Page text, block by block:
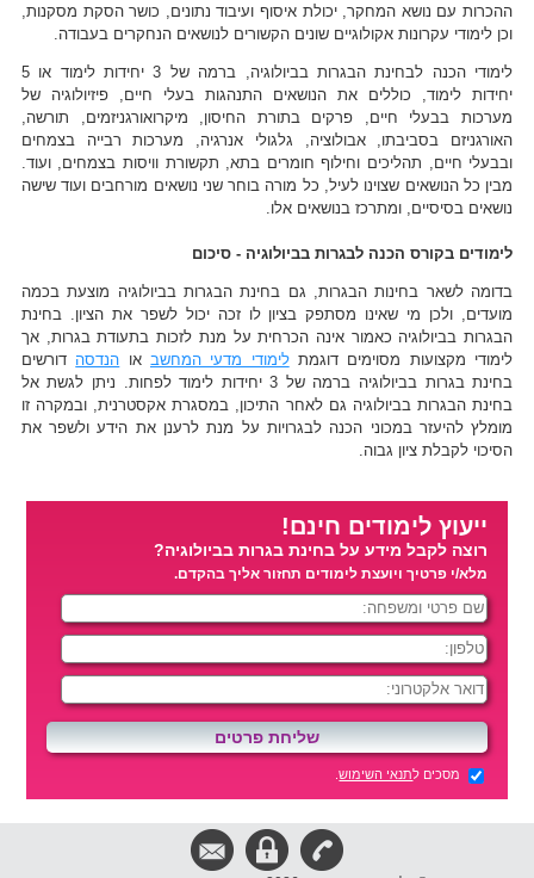
ההכרות עם נושא המחקר, יכולת איסוף ועיבוד נתונים, כושר הסקת מסקנות,
וכן לימודי עקרונות אקולוגיים שונים הקשורים לנושאים הנחקרים בעבודה.
לימודי הכנה לבחינת הבגרות בביולוגיה, ברמה של 3 יחידות לימוד או 5
יחידות לימוד, כוללים את הנושאים התנהגות בעלי חיים, פיזיולוגיה של
מערכות בבעלי חיים, פרקים בתורת החיסון, מיקרואורגניזמים, תורשה,
האורגניזם בסביבתו, אבולוציה, גלגולי אנרגיה, מערכות רבייה בצמחים
ובבעלי חיים, תהליכים וחילוף חומרים בתא, תקשורת וויסות בצמחים, ועוד.
מבין כל הנושאים שצוינו לעיל, כל מורה בוחר שני נושאים מורחבים ועוד שישה
נושאים בסיסיים, ומתרכז בנושאים אלו.
לימודים בקורס הכנה לבגרות בביולוגיה - סיכום
בדומה לשאר בחינות הבגרות, גם בחינת הבגרות בביולוגיה מוצעת בכמה
מועדים, ולכן מי שאינו מסתפק בציון לו זכה יכול לשפר את הציון. בחינת
הבגרות בביולוגיה כאמור אינה הכרחית על מנת לזכות בתעודת בגרות, אך
לימודי מקצועות מסוימים דוגמתלימודי מדעי המחשב או הנדסה דורשים
בחינת בגרות בביולוגיה ברמה של 3 יחידות לימוד לפחות. ניתן לגשת אל
בחינת הבגרות בביולוגיה גם לאחר התיכון, במסגרת אקסטרנית, ובמקרה זו
מומלץ להיעזר במכוני הכנה לבגרויות על מנת לרענן את הידע ולשפר את
הסיכוי לקבלת ציון גבוה.
ייעוץ לימודים חינם!
רוצה לקבל מידע על בחינת בגרות בביולוגיה?
מלא/י פרטיך ויועצת לימודים תחזור אליך בהקדם.
מסכים לתנאי השימוש.